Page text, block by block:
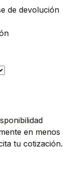
de devolución
en menos
tu cotización.